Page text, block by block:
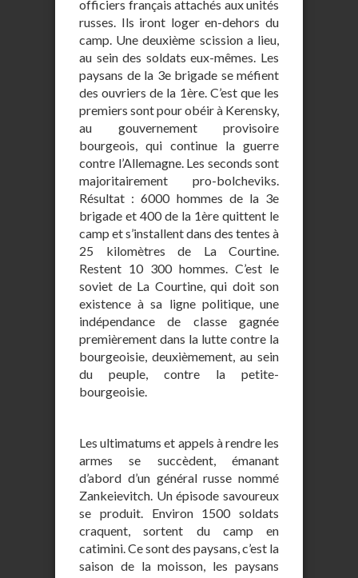
officiers français attachés aux unités
russes. Ils iront loger en-dehors du
camp. Une deuxième scission a lieu,
au sein des soldats eux-mêmes. Les
paysans de la 3e brigade se méfient
des ouvriers de la 1ère. C’est que les
premiers sont pour obéir à Kerensky,
au gouvernement provisoire
bourgeois, qui continue la guerre
contre l’Allemagne. Les seconds sont
majoritairement pro-bolcheviks.
Résultat : 6000 hommes de la 3e
brigade et 400 de la 1ère quittent le
camp et s’installent dans des tentes à
25 kilomètres de La Courtine.
Restent 10 300 hommes. C’est le
soviet de La Courtine, qui doit son
existence à sa ligne politique, une
indépendance de classe gagnée
premièrement dans la lutte contre la
bourgeoisie, deuxièmement, au sein
du peuple, contre la petite-
bourgeoisie.
Les ultimatums et appels à rendre les
armes se succèdent, émanant
d’abord d’un général russe nommé
Zankeievitch. Un épisode savoureux
se produit. Environ 1500 soldats
craquent, sortent du camp en
catimini. Ce sont des paysans, c’est la
saison de la moisson, les paysans